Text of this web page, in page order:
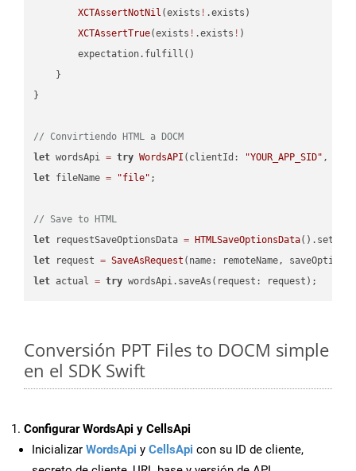
XCTAssertNotNil (exists ! .exists)
XCTAssertTrue(exists ! .exists ! )
        expectation.fulfill()
    }
}
// Convirtiendo HTML a DOCM
let wordsApi = try WordsAPI (clientId: "YOUR_APP_SID" ,
let fileName = "file" ;
// Save to HTML
let requestSaveOptionsData = HTMLSaveOptionsData
let request = SaveAsRequest (name: remoteName,
let actual = try
Conversión PPT Files to DOCM simple
en el SDK Swift
Configurar WordsApi y CellsApi
Inicializar WordsApi y CellsApi con su ID de cliente,